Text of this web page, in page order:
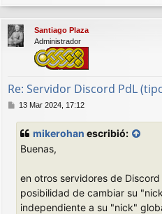
Santiago Plaza
Administrador
Re: Servidor Discord PdL
M13 Mar 2024, 17:12
mikerohan escribió:
Buenas,
en otros servidores de
posibilidad de cambiar su
independiente a su "nick"